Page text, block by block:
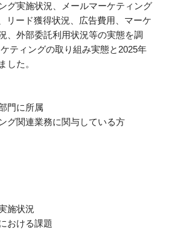
グ実施状況、メールマーケティング
リード獲得状況、広告費用、マーケ
、外部委託利用状況等の実態を調
ティングの取り組み実態と2025年
した。
門に所属
グ関連業務に関与している方
実施状況
動における課題